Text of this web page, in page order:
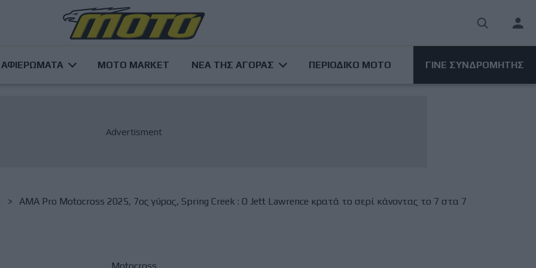
User
ΑΦΙΕΡΩΜΑΤΑ MOTO MARKET ΝΕΑ ΤΗΣ ΑΓΟΡΑΣ ΠΕΡΙΟΔΙΚΟ ΜΟΤΟ ΓΙΝΕ ΣΥΝΔΡΟΜΗΤΗΣ
AMA Pro Motocross 2025, 7ος γύρος, Spring Creek : Ο Jett Lawrence κρατά το σερί κάνοντας το 7 στα 7